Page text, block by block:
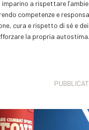
a rispettare
competenze e
cura e rispetto di sé e
la propria autostima.